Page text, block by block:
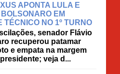
APONTA LULA E
EM
TÉCNICO NO 1º TURNO
senador Flávio
recuperou patamar
e empata na margem
veja d...